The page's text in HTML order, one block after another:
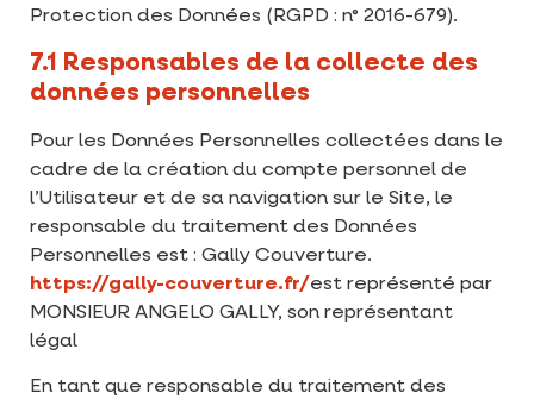
Protection des Données (RGPD : n° 2016-679).
7.1 Responsables de la collecte des
données personnelles
Pour les Données Personnelles collectées dans le
cadre de la création du compte personnel de
l’Utilisateur et de sa navigation sur le Site, le
responsable du traitement des Données
Personnelles est : Gally Couverture.
https://gally-couverture.fr/est représenté par
MONSIEUR ANGELO GALLY, son représentant
légal
En tant que responsable du traitement des